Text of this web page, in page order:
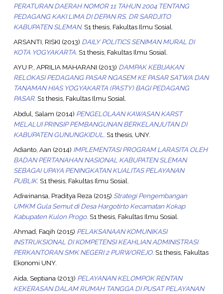
PERATURAN DAERAH NOMOR 11 TAHUN 2004 TENTANG
PEDAGANG KAKI LIMA DI DEPAN RS. DR SARDJITO
KABUPATEN SLEMAN. S1 thesis, Fakultas Ilmu Sosial.
ARSANTI, RISKI (2013) DAILY POLITICS SENIMAN MURAL DI
KOTA YOGYAKARTA. S1 thesis, Fakultas Ilmu Sosial.
AYU P., APRILIA MAHARANI (2013) DAMPAK KEBIJAKAN
RELOKASI PEDAGANG PASAR NGASEM KE PASAR SATWA DAN
TANAMAN HIAS YOGYAKARTA (PASTY) BAGI PEDAGANG
PASAR. S1 thesis, Fakultas Ilmu Sosial.
Abdul, Salam (2014) PENGELOLAAN KAWASAN KARST
MELALUI PRINSIP PEMBANGUNAN BERKELANJUTAN DI
KABUPATEN GUNUNGKIDUL. S1 thesis, UNY.
Adianto, Aan (2014) IMPLEMENTASI PROGRAM LARASITA OLEH
BADAN PERTANAHAN NASIONAL KABUPATEN SLEMAN
SEBAGAI UPAYA PENINGKATAN KUALITAS PELAYANAN
PUBLIK. S1 thesis, Fakultas Ilmu Sosial.
Adiwinansa, Praditya Reza (2015) Strategi Pengembangan
UMKM Gula Semut di Desa Hargotirto Kecamatan Kokap
Kabupaten Kulon Progo. S1 thesis, Fakultas Ilmu Sosial.
Ahmad, Faqih (2015) PELAKSANAAN KOMUNIKASI
INSTRUKSIONAL DI KOMPETENSI KEAHLIAN ADMINISTRASI
PERKANTORAN SMK NEGERI 2 PURWOREJO. S1 thesis, Fakultas
Ekonomi UNY.
Aida, Septiana (2013) PELAYANAN KELOMPOK RENTAN
KEKERASAN DALAM RUMAH TANGGA DI PUSAT PELAYANAN